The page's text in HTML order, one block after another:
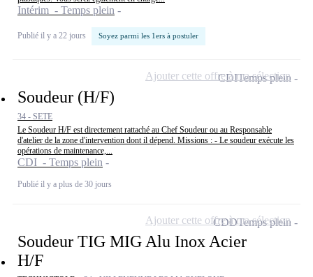
Intérim - Temps plein
Publié il y a 22 jours Soyez parmi les 1ers à postuler
Soudeur (H/F)
34 - SETE
Le Soudeur H/F est directement rattaché au Chef Soudeur ou au Responsable
d'atelier de la zone d'intervention dont il dépend. Missions : - Le soudeur exécute les
opérations de maintenance,...
CDI - Temps plein
Publié il y a plus de 30 jours
CDITemps plein
Ajouter cette offre à ma sélection
Soudeur TIG MIG Alu Inox Acier
H/F
CDDTemps plein
Ajouter cette offre à ma sélection